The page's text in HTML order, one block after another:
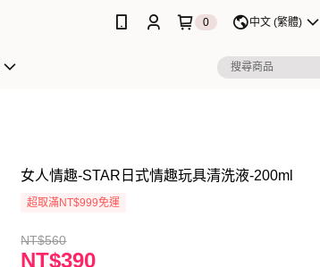
0 中文 (繁體)
女人情趣-STAR日式情趣玩具清洗液-200ml
超取滿NT$999免運
NT$560
NT$390